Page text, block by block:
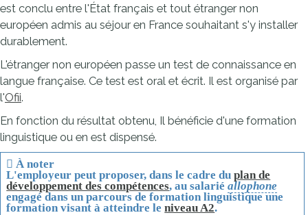
est conclu entre l'État français et tout étranger non
européen admis au séjour en France souhaitant s'y installer
durablement.
L'étranger non européen passe un test de connaissance en
langue française. Ce test est oral et écrit. Il est organisé par
l'Ofii.
En fonction du résultat obtenu, Il bénéficie d'une formation
linguistique ou en est dispensé.
À noter
L'employeur peut proposer, dans le cadre duplan de
développement des compétences, au salariéallophone
engagé dans un parcours de formation linguistique une
formation visant à atteindre leniveau A2.